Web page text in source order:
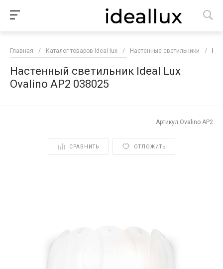
Главная / Каталог товаров Ideal lux / Настенные светильники /
Настенный светильник Ideal Lux
Ovalino AP2 038025
Артикул Ovalino AP2
СРАВНИТЬ ОТЛОЖИТЬ